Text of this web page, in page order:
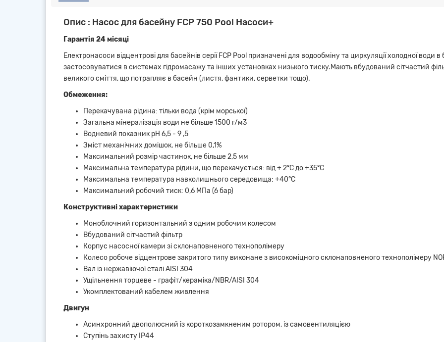
Опис : Насос для басейну FCP 750 Pool Насоси+
Гарантія 24 місяці
Електронасоси відцентрові для басейнів серії FCP Pool призначені для водообміну та циркуляції холодної
застосовуватися в системах гідромасажу та інших установках низького тиску.Мають вбудований сітчастий
великого сміття, що потрапляє в басейн (листя, фантики, серветки тощо).
Обмеження:
Перекачувана рідина: тільки вода (крім морської)
Загальна мінералізація води не більше 1500 г/м3
Водневий показник рН 6,5 - 9 ,5
Зміст механічних домішок, не більше 0,1%
Максимальний розмір частинок, не більше 2,5 мм
Максимальна температура рідини, що перекачується: від + 2°С до +35°С
Максимальна температура навколишнього середовища: +40°С
Максимальний робочий тиск: 0,6 МПа (6 бар)
Конструктивні характеристики
Моноблочний горизонтальний з одним робочим колесом
Вбудований сітчастий фільтр
Корпус насосної камери зі склонаповненого технополімеру
Колесо робоче відцентрове закритого типу виконане з високоміцного склонаповненого технополімеру
Вал із нержавіючої сталі AISI 304
Ущільнення торцеве - графіт/кераміка/NBR/AISI 304
Укомплектований кабелем живлення
Двигун
Асинхронний двополюсний із короткозамкненим ротором, із самовентиляцією
Ступінь захисту IP44